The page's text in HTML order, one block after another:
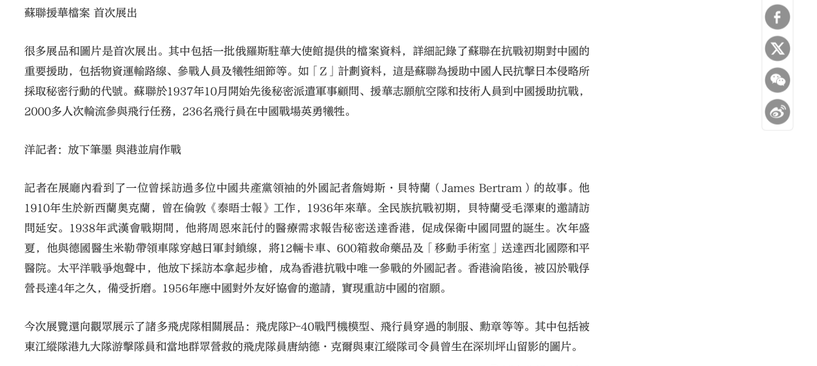
蘇聯援華檔案 首次展出
很多展品和圖片是首次展出。其中包括一批俄羅斯駐華大使館提供的檔案資料，詳細記錄了蘇聯在抗戰初期對中國的
重要援助，包括物資運輸路線、參戰人員及犧牲細節等。如「Z」計劃資料，這是蘇聯為援助中國人民抗擊日本侵略所
採取秘密行動的代號。蘇聯於1937年10月開始先後秘密派遣軍事顧問、援華志願航空隊和技術人員到中國援助抗戰，
2000多人次輪流參與飛行任務，236名飛行員在中國戰場英勇犧牲。
洋記者﹕放下筆墨 與港並肩作戰
記者在展廳內看到了一位曾採訪過多位中國共產黨領袖的外國記者詹姆斯·貝特蘭（James Bertram）的故事。他
1910年生於新西蘭奧克蘭，曾在倫敦《泰晤士報》工作，1936年來華。全民族抗戰初期，貝特蘭受毛澤東的邀請訪
問延安。1938年武漢會戰期間，他將周恩來託付的醫療需求報告秘密送達香港，促成保衛中國同盟的誕生。次年盛
夏，他與德國醫生米勒帶領車隊穿越日軍封鎖線，將12輛卡車、600箱救命藥品及「移動手術室」送達西北國際和平
醫院。太平洋戰爭炮聲中，他放下採訪本拿起步槍，成為香港抗戰中唯一參戰的外國記者。香港淪陷後，被囚於戰俘
營長達4年之久，備受折磨。1956年應中國對外友好協會的邀請，實現重訪中國的宿願。
今次展覽還向觀眾展示了諸多飛虎隊相關展品：飛虎隊P-40戰鬥機模型、飛行員穿過的制服、勳章等等。其中包括被
東江縱隊港九大隊游擊隊員和當地群眾營救的飛虎隊員唐納德·克爾與東江縱隊司令員曾生在深圳坪山留影的圖片。